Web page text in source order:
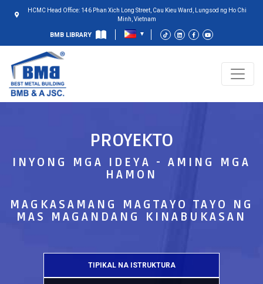
HCMC Head Office: 146 Phan Xich Long Street, Cau Kieu Ward, Lungsod ng Ho Chi
Minh, Vietnam
BMB LIBRARY
PROYEKTO
INYONG MGA IDEYA - AMING MGA
HAMON
MAGKASAMANG MAGTAYO TAYO NG
MAS MAGANDANG KINABUKASAN
TIPIKAL NA ISTRUKTURA